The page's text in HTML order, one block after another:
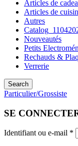
Articles de
Articles de
Autres
Nouveautés
Petits
Rechauds &
Verrerie
Search
Particulier/Grossiste
SE
Identifiant ou e-mail *